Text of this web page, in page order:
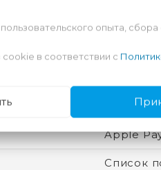
Для
130 - 160
Черный
Apple
Список
опыта, сбора
в соответствии с